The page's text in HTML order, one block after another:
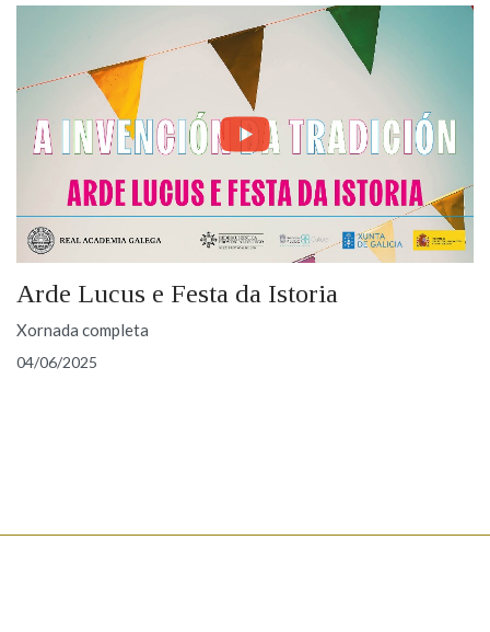
Arde Lucus e Festa da Istoria
Xornada completa
04/06/2025